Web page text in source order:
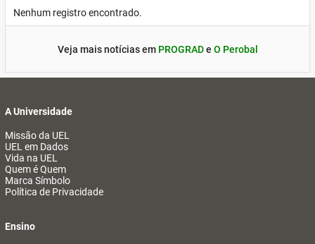
Nenhum registro encontrado.
Veja mais notícias em PROGRADe O Perobal
A Universidade
Missão da UEL
UEL em Dados
Vida na UEL
Quem é Quem
Marca Símbolo
Política de Privacidade
Ensino